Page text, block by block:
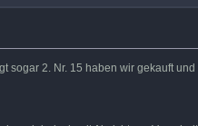
2. Nr. 15 haben wir gekauft